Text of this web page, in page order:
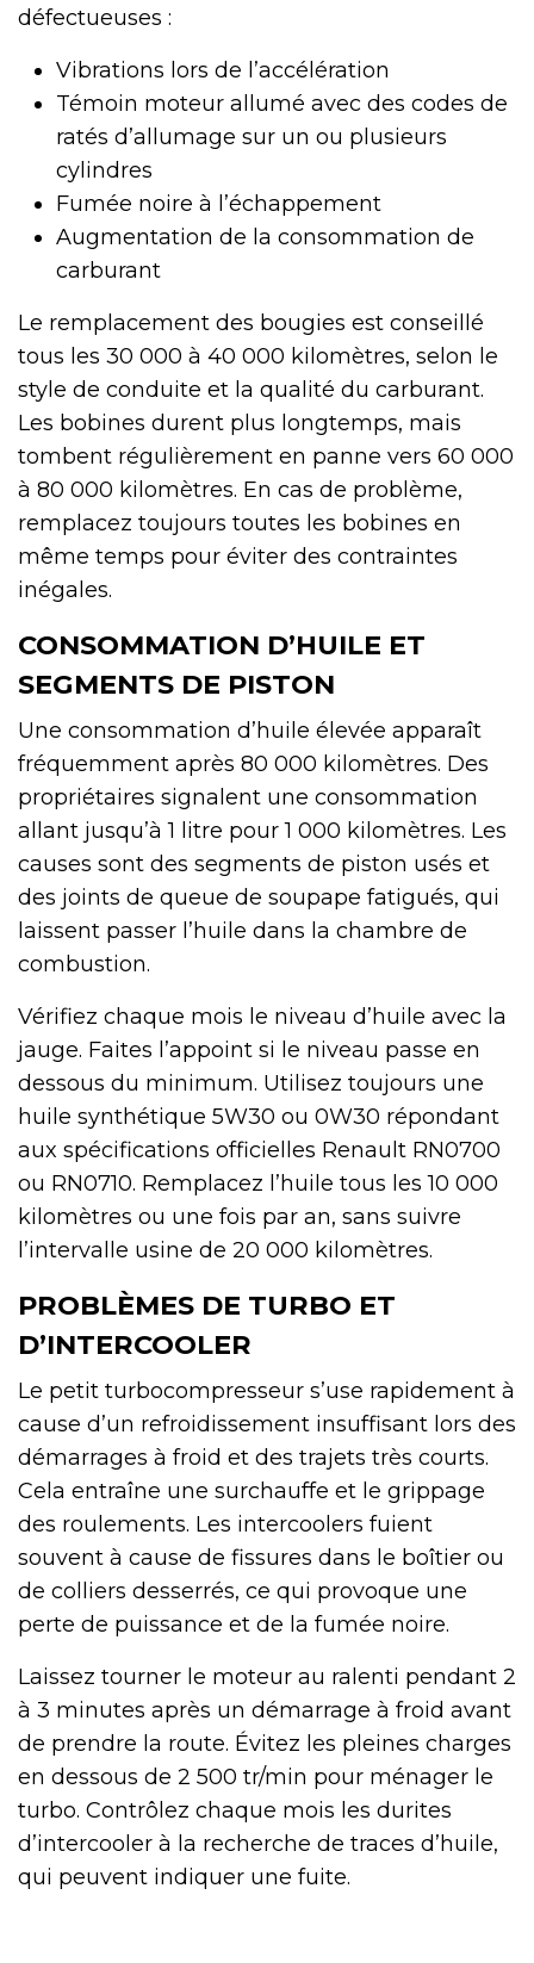
défectueuses :
Vibrations lors de l’accélération
Témoin moteur allumé avec des codes de
ratés d’allumage sur un ou plusieurs
cylindres
Fumée noire à l’échappement
Augmentation de la consommation de
carburant
Le remplacement des bougies est conseillé
tous les 30 000 à 40 000 kilomètres, selon le
style de conduite et la qualité du carburant.
Les bobines durent plus longtemps, mais
tombent régulièrement en panne vers 60 000
à 80 000 kilomètres. En cas de problème,
remplacez toujours toutes les bobines en
même temps pour éviter des contraintes
inégales.
CONSOMMATION D’HUILE ET
SEGMENTS DE PISTON
Une consommation d’huile élevée apparaît
fréquemment après 80 000 kilomètres. Des
propriétaires signalent une consommation
allant jusqu’à 1 litre pour 1 000 kilomètres. Les
causes sont des segments de piston usés et
des joints de queue de soupape fatigués, qui
laissent passer l’huile dans la chambre de
combustion.
Vérifiez chaque mois le niveau d’huile avec la
jauge. Faites l’appoint si le niveau passe en
dessous du minimum. Utilisez toujours une
huile synthétique 5W30 ou 0W30 répondant
aux spécifications officielles Renault RN0700
ou RN0710. Remplacez l’huile tous les 10 000
kilomètres ou une fois par an, sans suivre
l’intervalle usine de 20 000 kilomètres.
PROBLÈMES DE TURBO ET
D’INTERCOOLER
Le petit turbocompresseur s’use rapidement à
cause d’un refroidissement insuffisant lors des
démarrages à froid et des trajets très courts.
Cela entraîne une surchauffe et le grippage
des roulements. Les intercoolers fuient
souvent à cause de fissures dans le boîtier ou
de colliers desserrés, ce qui provoque une
perte de puissance et de la fumée noire.
Laissez tourner le moteur au ralenti pendant 2
à 3 minutes après un démarrage à froid avant
de prendre la route. Évitez les pleines charges
en dessous de 2 500 tr/min pour ménager le
turbo. Contrôlez chaque mois les durites
d’intercooler à la recherche de traces d’huile,
qui peuvent indiquer une fuite.